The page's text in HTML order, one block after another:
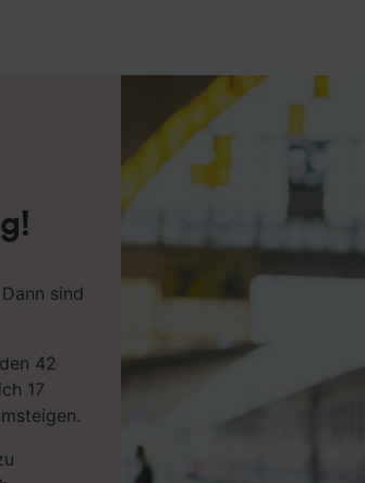
sind
42
17